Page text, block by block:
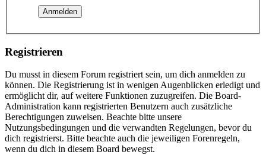
Registrieren
Du musst in diesem Forum registriert sein, um dich anmelden zu
können. Die Registrierung ist in wenigen Augenblicken erledigt und
ermöglicht dir, auf weitere Funktionen zuzugreifen. Die Board-
Administration kann registrierten Benutzern auch zusätzliche
Berechtigungen zuweisen. Beachte bitte unsere
Nutzungsbedingungen und die verwandten Regelungen, bevor du
dich registrierst. Bitte beachte auch die jeweiligen Forenregeln,
wenn du dich in diesem Board bewegst.